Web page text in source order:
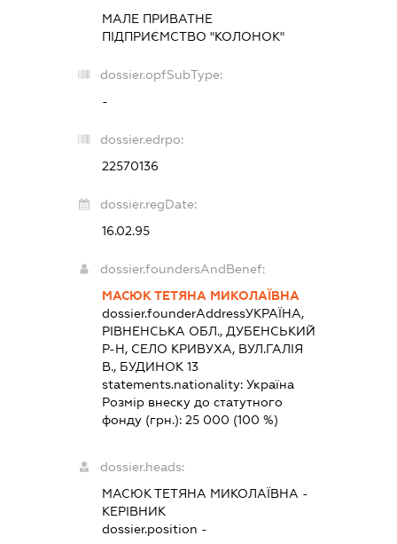
МАЛЕ ПРИВАТНЕ
ПІДПРИЄМСТВО "КОЛОНОК"
dossier.opfSubType:
-
dossier.edrpo:
22570136
dossier.regDate:
16.02.95
dossier.foundersAndBenef:
МАСЮК ТЕТЯНА МИКОЛАЇВНА
dossier.founderAddressУКРАЇНА,
РІВНЕНСЬКА ОБЛ., ДУБЕНСЬКИЙ
Р-Н, СЕЛО КРИВУХА, ВУЛ.ГАЛІЯ
В., БУДИНОК 13
statements.nationality: Україна
Розмір внеску до статутного
фонду (грн.): 25 000 (100 %)
dossier.heads:
МАСЮК ТЕТЯНА МИКОЛАЇВНА -
КЕРІВНИК
dossier.position -